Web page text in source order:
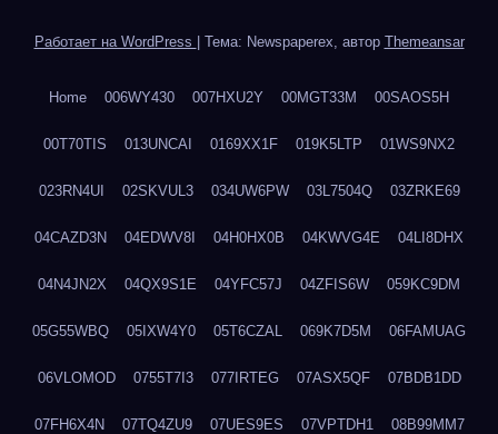
Работает на WordPress Тема: Newspaperex, автор Themeansar
Home 006WY430 007HXU2Y 00MGT33M 00SAOS5H
00T70TIS 013UNCAI 0169XX1F 019K5LTP 01WS9NX2
023RN4UI 02SKVUL3 034UW6PW 03L7504Q 03ZRKE69
04CAZD3N 04EDWV8I 04H0HX0B 04KWVG4E 04LI8DHX
04N4JN2X 04QX9S1E 04YFC57J 04ZFIS6W 059KC9DM
05G55WBQ 05IXW4Y0 05T6CZAL 069K7D5M 06FAMUAG
06VLOMOD 0755T7I3 077IRTEG 07ASX5QF 07BDB1DD
07FH6X4N 07TQ4ZU9 07UES9ES 07VPTDH1 08B99MM7